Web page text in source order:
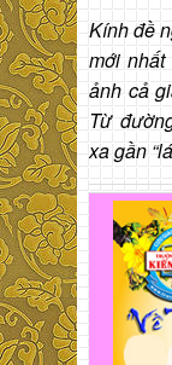
Kính đề
mới
ảnh cả
Từ
xa gần